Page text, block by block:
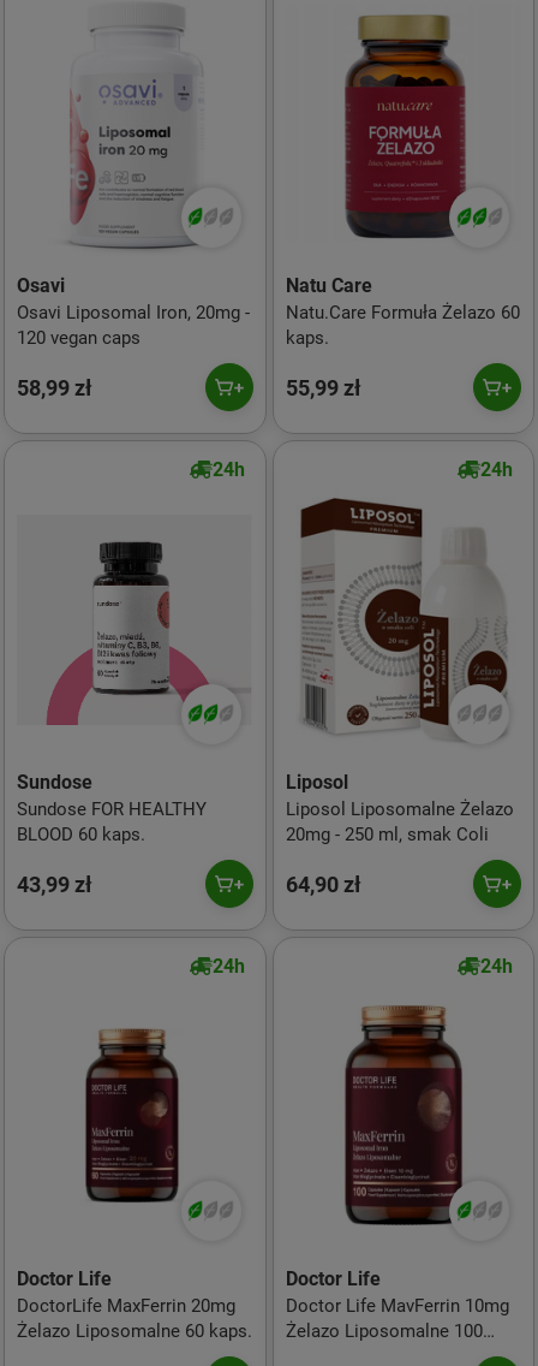
Osavi
Osavi Liposomal Iron, 20mg -
120 vegan caps
58,99 zł
Natu Care
Natu.Care Formuła Żelazo 60
kaps.
55,99 zł
24h
Sundose
Sundose FOR HEALTHY
BLOOD 60 kaps.
43,99 zł
24h
Liposol
Liposol Liposomalne Żelazo
20mg - 250 ml, smak Coli
64,90 zł
24h
Doctor Life
DoctorLife MaxFerrin 20mg
Żelazo Liposomalne 60 kaps.
24h
Doctor Life
Doctor Life MavFerrin 10mg
Żelazo Liposomalne 100